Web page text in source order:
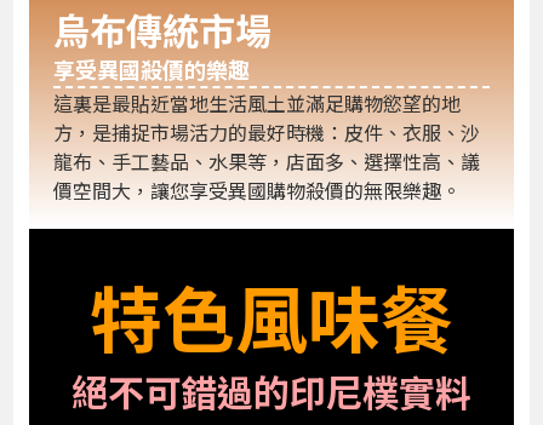
烏布傳統市場
享受異國殺價的樂趣
這裏是最貼近當地生活風土並滿足購物慾望的地
方，是捕捉市場活力的最好時機：皮件、衣服、沙
龍布、手工藝品、水果等，店面多、選擇性高、議
價空間大，讓您享受異國購物殺價的無限樂趣。
特色風味餐
絕不可錯過的印尼樸實料